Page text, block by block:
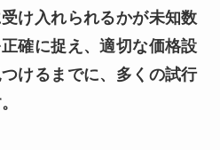
け入れられるかが未知数
確に捉え、適切な価格設
けるまでに、多くの試行